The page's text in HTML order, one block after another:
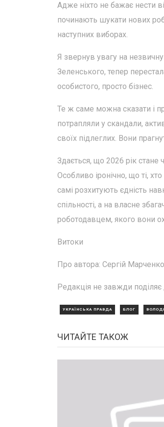
Адже ніхто не бажає нести
починають шукати нових
наступних виборах.
Я звернув увагу на
Зеленського, тепер
особистого, просто бізнес.
Те ж саме можна сказати і
потрапляли у скандали,
своїх підлеглих. Вони
Здається, що 2026 рік стане
Особливо іронічно, що ті,
самі розхитують єдність
спільності, а на власне
роботодавцем, якого вони
Витоки
Про автора: Сергій
Редакція не завжди
УКРАЇНСЬКА ПРАВДА БЛОГ
ЧИТАЙТЕ ТАКОЖ